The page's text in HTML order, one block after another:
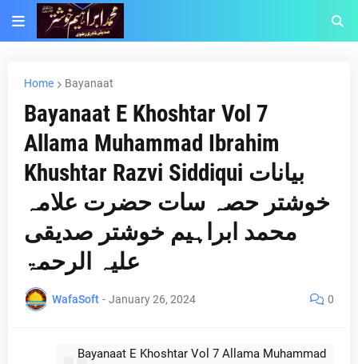
Home Bayanaat
Bayanaat E Khoshtar Vol 7
Allama Muhammad Ibrahim
Khushtar Razvi Siddiqui بیانات
خوشتر حصہ سات حضرت علامہ
محمد ابراہیم خوشتر صدیقی
علیہ الرحمۃ
WafaSoft - January 26, 2024 0
Bayanaat E Khoshtar Vol 7 Allama Muhammad